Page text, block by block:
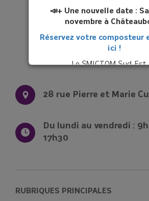
📣+ Une nouvelle date :
novembre à
Réservez votre composteur
ici !
Le SMICTOM Sud Est
28 rue Pierre et Marie
Du lundi au vendredi : 9h
17h30
RUBRIQUES PRINCIPALES